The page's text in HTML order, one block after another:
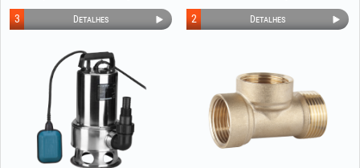
Detalhes
3 Detalhes
2